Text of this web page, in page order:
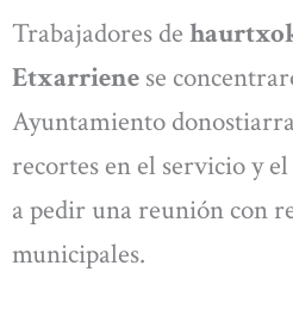
Trabajadores de
Etxarriene se
Ayuntamiento
recortes en el servicio y
a pedir una reunión con
municipales.